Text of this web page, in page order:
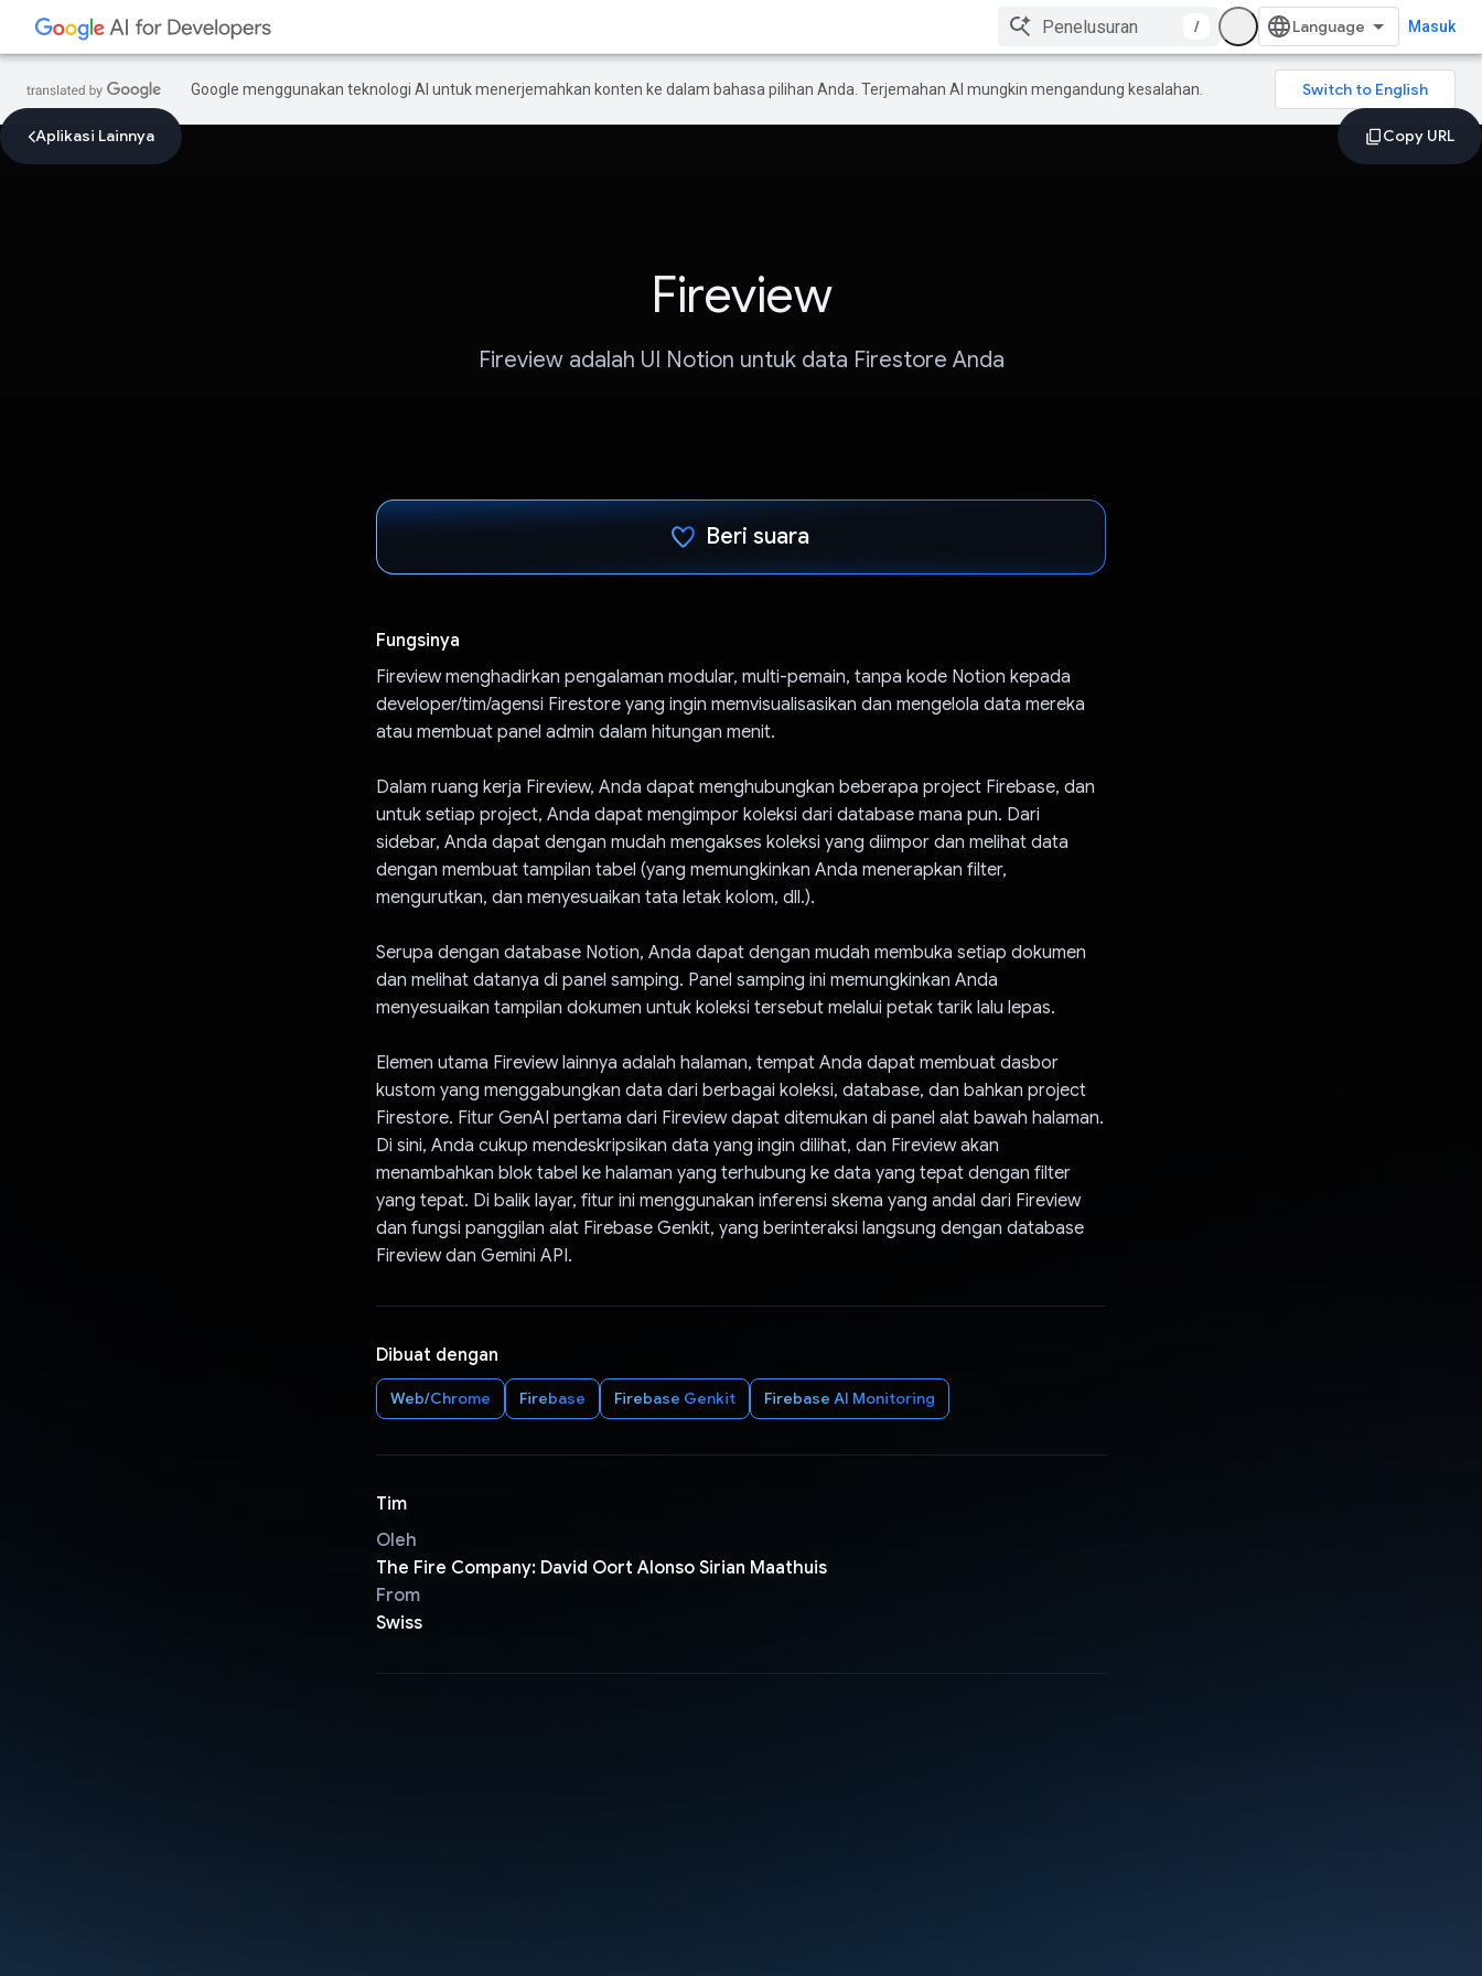
/ Masuk
Google menggunakan teknologi AI untuk menerjemahkan konten ke dalam bahasa pilihan Anda. Terjemahan AI mungkin mengandung kesalahan.
Aplikasi Lainnya
Fireview
Fireview adalah UI Notion untuk data Firestore Anda
Beri suara
Fungsinya
Fireview menghadirkan pengalaman modular, multi-pemain, tanpa kode Notion kepada
developer/tim/agensi Firestore yang ingin memvisualisasikan dan mengelola data mereka
atau membuat panel admin dalam hitungan menit.
Dalam ruang kerja Fireview, Anda dapat menghubungkan beberapa project Firebase, dan
untuk setiap project, Anda dapat mengimpor koleksi dari database mana pun. Dari
sidebar, Anda dapat dengan mudah mengakses koleksi yang diimpor dan melihat data
dengan membuat tampilan tabel (yang memungkinkan Anda menerapkan filter,
mengurutkan, dan menyesuaikan tata letak kolom, dll.).
Serupa dengan database Notion, Anda dapat dengan mudah membuka setiap dokumen
dan melihat datanya di panel samping. Panel samping ini memungkinkan Anda
menyesuaikan tampilan dokumen untuk koleksi tersebut melalui petak tarik lalu lepas.
Elemen utama Fireview lainnya adalah halaman, tempat Anda dapat membuat dasbor
kustom yang menggabungkan data dari berbagai koleksi, database, dan bahkan project
Firestore. Fitur GenAI pertama dari Fireview dapat ditemukan di panel alat bawah halaman.
Di sini, Anda cukup mendeskripsikan data yang ingin dilihat, dan Fireview akan
menambahkan blok tabel ke halaman yang terhubung ke data yang tepat dengan filter
yang tepat. Di balik layar, fitur ini menggunakan inferensi skema yang andal dari Fireview
dan fungsi panggilan alat Firebase Genkit, yang berinteraksi langsung dengan database
Fireview dan Gemini API.
Dibuat dengan
Web/Chrome Firebase Firebase Genkit Firebase AI Monitoring
Tim
Oleh
The Fire Company: David Oort Alonso Sirian Maathuis
From
Swiss